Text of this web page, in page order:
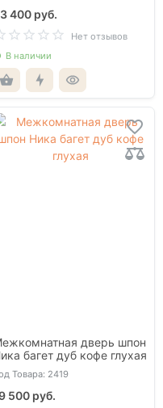
400 руб.
Нет отзывов
В наличии
дверь шпон
багет дуб кофе глухая
Товара: 2419
500 руб.